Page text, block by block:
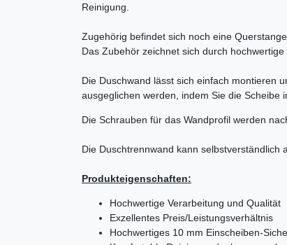
Reinigung.
Zugehörig befindet sich noch eine
Das Zubehör zeichnet sich durch
Die Duschwand lässt sich einfach montieren
ausgeglichen werden, indem Sie die Scheibe
Die Schrauben für das Wandprofil werden
Die Duschtrennwand kann selbstverständlich
Produkteigenschaften:
Hochwertige Verarbeitung und Qualität
Exzellentes Preis/Leistungsverhältnis
Hochwertiges 10 mm Einscheiben-